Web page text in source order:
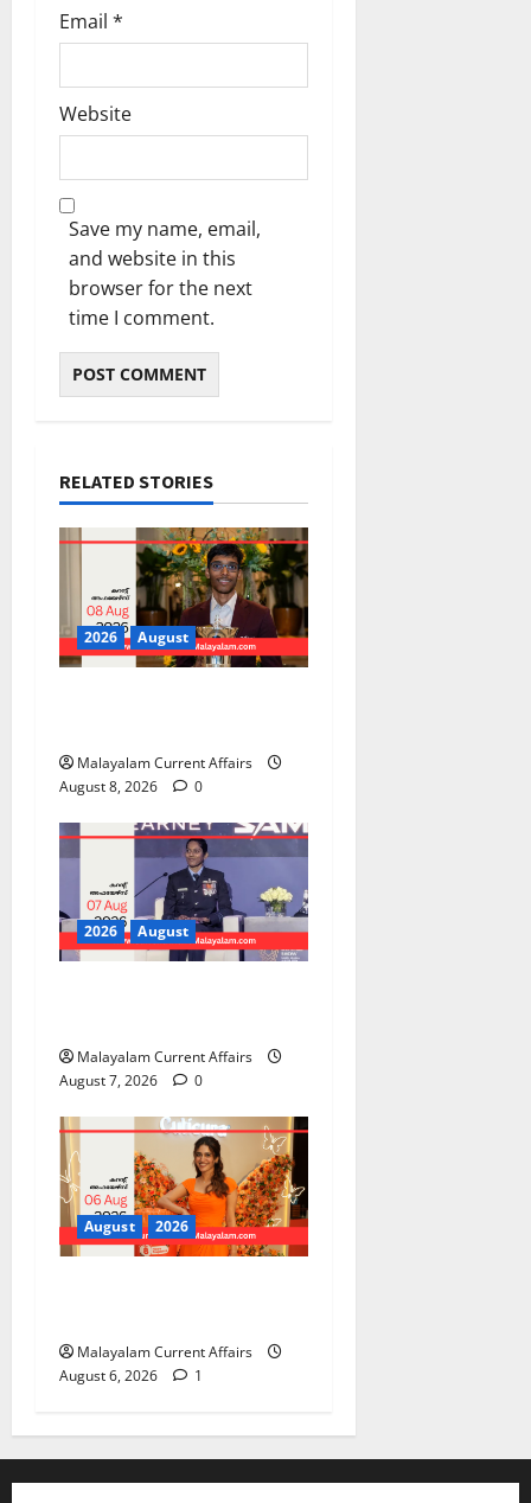
Email *
Website
Save my name, email,
and website in this
browser for the next
time I comment.
RELATED STORIES
2026 August
Malayalam Current Affairs
August 8, 2026
0
2026 August
Malayalam Current Affairs
August 7, 2026
0
August 2026
Malayalam Current Affairs
August 6, 2026
1